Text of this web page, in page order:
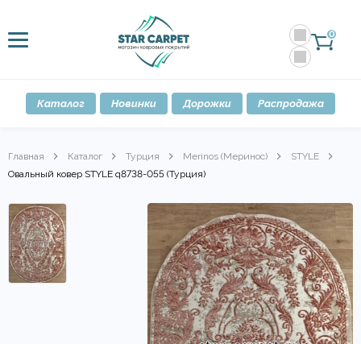
0
Каталог Новинки Дорожки Распродажа
Главная Каталог Турция Merinos (Меринос)
STYLE
Овальный ковер STYLE q8738-055 (Турция)